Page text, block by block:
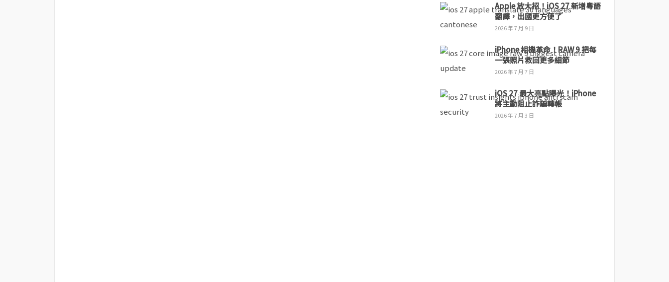
Apple 放大招！iOS 27 新增粵語
翻譯，出國更方便了
2026 年 7 月 9 日
iPhone 相機革命！RAW 9 把每
一張照片救回更多細節
2026 年 7 月 7 日
iOS 27 最大亮點曝光！iPhone
將主動阻止詐騙轉帳
2026 年 7 月 3 日